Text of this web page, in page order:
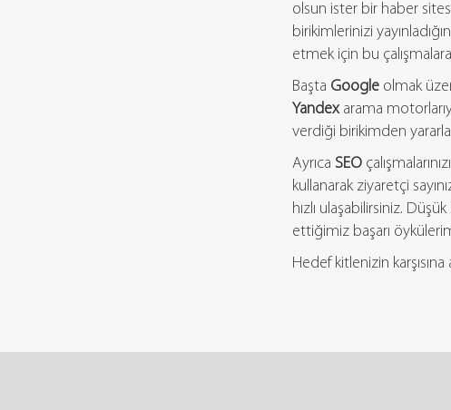
olsun ister bir haber
birikimlerinizi
etmek için bu
Başta Google olmak
Yandexarama
verdiği birikimden
Ayrıca SEO
kullanarak ziyaretçi
hızlı ulaşabilirsiniz.
ettiğimiz başarı
Hedef kitlenizin